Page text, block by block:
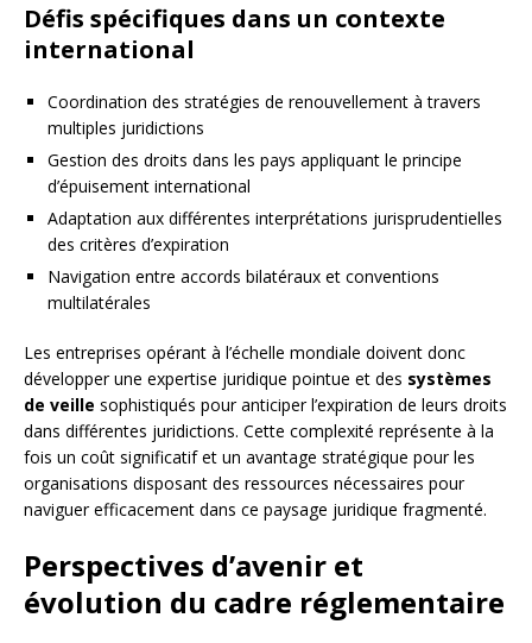
Défis spécifiques dans un contexte
international
Coordination des stratégies de renouvellement à travers
multiples juridictions
Gestion des droits dans les pays appliquant le principe
d’épuisement international
Adaptation aux différentes interprétations jurisprudentielles
des critères d’expiration
Navigation entre accords bilatéraux et conventions
multilatérales
Les entreprises opérant à l’échelle mondiale doivent donc
développer une expertise juridique pointue et des systèmes
de veille sophistiqués pour anticiper l’expiration de leurs droits
dans différentes juridictions. Cette complexité représente à la
fois un coût significatif et un avantage stratégique pour les
organisations disposant des ressources nécessaires pour
naviguer efficacement dans ce paysage juridique fragmenté.
Perspectives d’avenir et
évolution du cadre réglementaire